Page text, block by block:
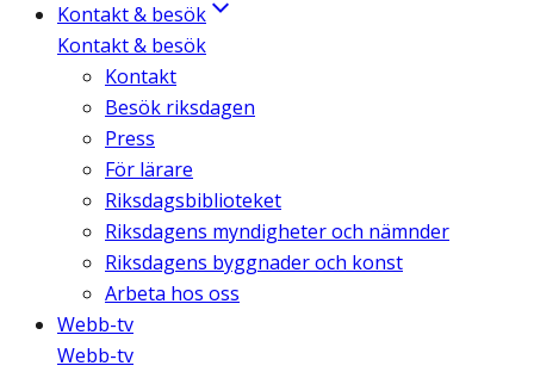
Kontakt & besök
Kontakt & besök
Kontakt
Besök riksdagen
Press
För lärare
Riksdagsbiblioteket
Riksdagens myndigheter och nämnder
Riksdagens byggnader och konst
Arbeta hos oss
Webb-tv
Webb-tv